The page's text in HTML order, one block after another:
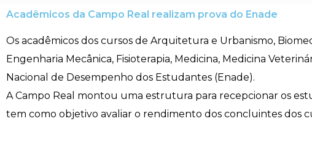
Acadêmicos da Campo Real realizam prova do Enade
Os acadêmicos dos cursos de Arquitetura e Urbanismo,
Engenharia Mecânica, Fisioterapia, Medicina, Medicina
Nacional de Desempenho dos Estudantes (Enade).
A Campo Real montou uma estrutura para recepcionar os
tem como objetivo avaliar o rendimento dos concluintes dos
Editais
Publicações Institucionais
Ciências Contábeis
Direito
Enfermagem
Biblioteca
Calendário Acadêmico
Calendário de Provas
COLAP
Comissão de Ética no Uso de Animais
Comitê de Ética em Pesquisa